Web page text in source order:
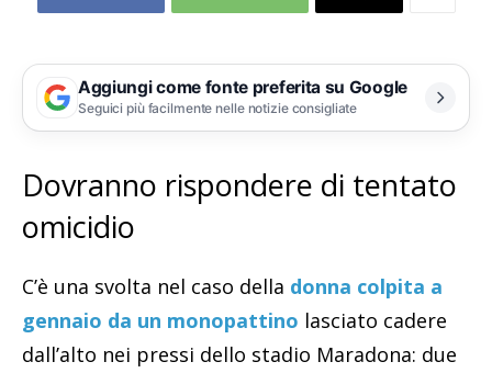
Aggiungi come fonte preferita su Google
Seguici più facilmente nelle notizie consigliate
Dovranno rispondere di tentato
omicidio
C’è una svolta nel caso della donna colpita a
gennaio da un monopattino lasciato cadere
dall’alto nei pressi dello stadio Maradona: due